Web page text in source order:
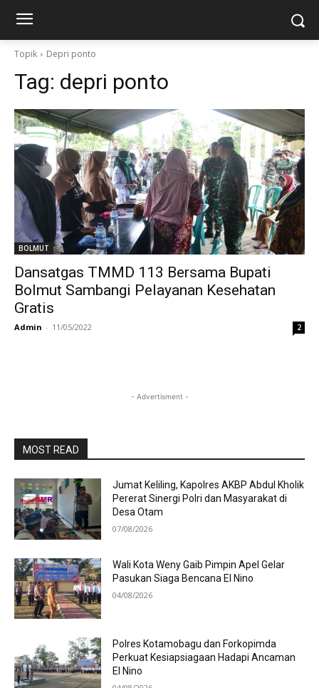
Topik Depri ponto
Tag: depri ponto
BOLMUT
Dansatgas TMMD 113 Bersama Bupati
Bolmut Sambangi Pelayanan Kesehatan
Gratis
Admin - 11/05/2022 2
- Advertisment -
MOST READ
Jumat Keliling, Kapolres AKBP Abdul Kholik
Pererat Sinergi Polri dan Masyarakat di
Desa Otam
07/08/2026
Wali Kota Weny Gaib Pimpin Apel Gelar
Pasukan Siaga Bencana El Nino
04/08/2026
Polres Kotamobagu dan Forkopimda
Perkuat Kesiapsiagaan Hadapi Ancaman
El Nino